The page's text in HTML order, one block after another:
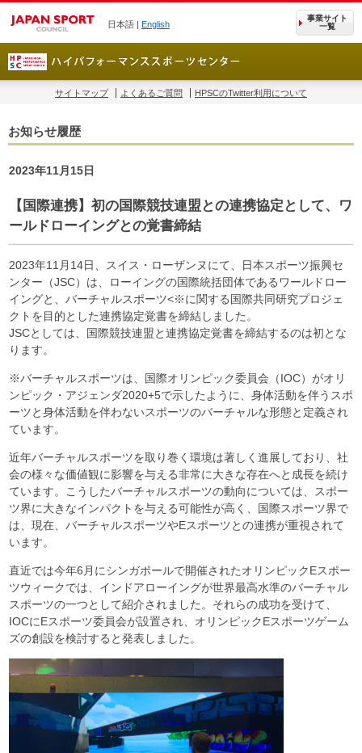
日本語 | English
事業サイト
一覧
サイトマップ よくあるご質問 HPSCのTwitter利用について
お知らせ履歴
2023年11月15日
【国際連携】初の国際競技連盟との連携協定として、ワ
ールドローイングとの覚書締結
2023年11月14日、スイス・ローザンヌにて、日本スポーツ振興セ
ンター（JSC）は、ローイングの国際統括団体であるワールドロー
イングと、バーチャルスポーツ<※に関する国際共同研究プロジェ
クトを目的とした連携協定覚書を締結しました。
JSCとしては、国際競技連盟と連携協定覚書を締結するのは初とな
ります。
※バーチャルスポーツは、国際オリンピック委員会（IOC）がオリ
ンピック・アジェンダ2020+5で示したように、身体活動を伴うスポ
ーツと身体活動を伴わないスポーツのバーチャルな形態と定義され
ています。
近年バーチャルスポーツを取り巻く環境は著しく進展しており、社
会の様々な価値観に影響を与える非常に大きな存在へと成長を続け
ています。こうしたバーチャルスポーツの動向については、スポー
ツ界に大きなインパクトを与える可能性が高く、国際スポーツ界で
は、現在、バーチャルスポーツやEスポーツとの連携が重視されて
います。
直近では今年6月にシンガポールで開催されたオリンピックEスポー
ツウィークでは、インドアローイングが世界最高水準のバーチャル
スポーツの一つとして紹介されました。それらの成功を受けて、
IOCにEスポーツ委員会が設置され、オリンピックEスポーツゲーム
ズの創設を検討すると発表しました。